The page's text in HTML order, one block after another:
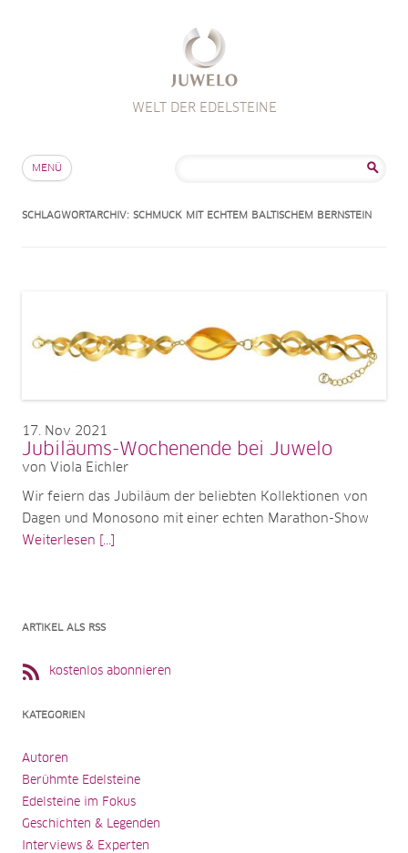
WELT DER EDELSTEINE
MENÜ
SCHLAGWORTARCHIV: SCHMUCK MIT ECHTEM BALTISCHEM BERNSTEIN
17 Nov 2021
Jubiläums-Wochenende bei Juwelo
von Viola Eichler
Wir feiern das Jubiläum der beliebten Kollektionen von
Dagen und Monosono mit einer echten Marathon-Show
Weiterlesen [...]
ARTIKEL ALS RSS
kostenlos abonnieren
KATEGORIEN
Autoren
Berühmte Edelsteine
Edelsteine im Fokus
Geschichten & Legenden
Interviews & Experten